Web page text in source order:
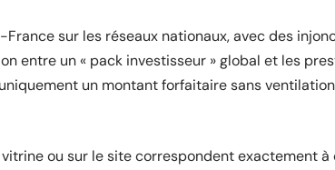
sur les réseaux nationaux, avec des
entre un « pack investisseur » global et les
un montant forfaitaire sans
ou sur le site correspondent exactement à